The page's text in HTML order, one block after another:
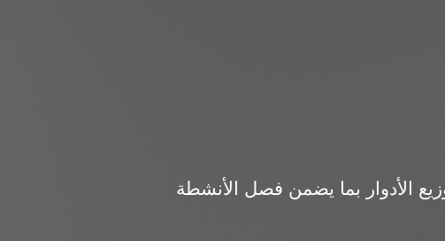
الأدوار بما يضمن فصل الأنشطة